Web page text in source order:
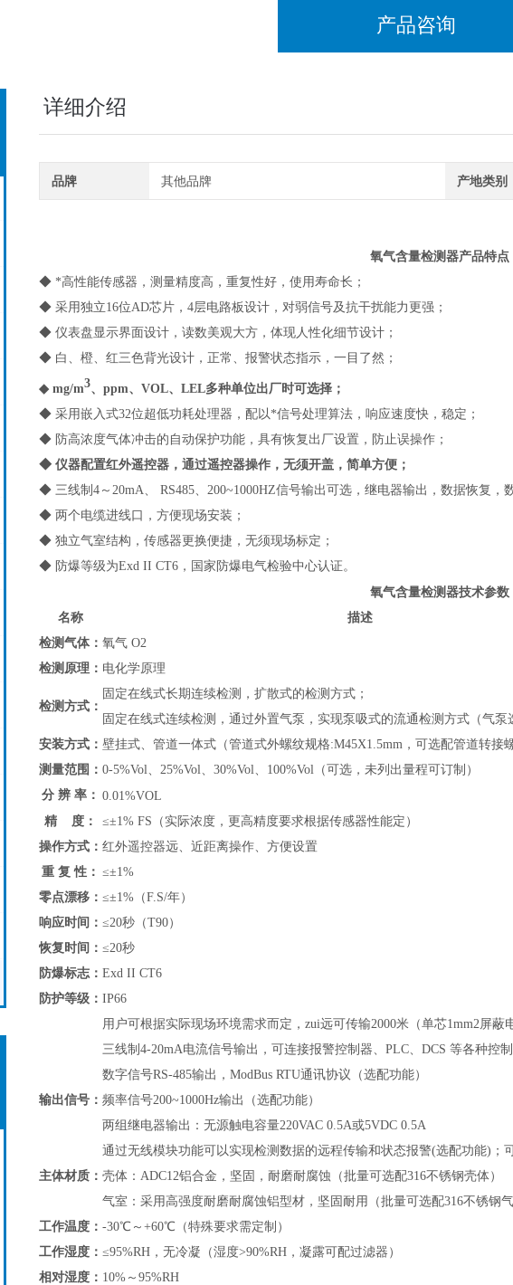
产品咨询
详细介绍
品牌 其他品牌 产地类别
氧气含量检测器​产品特点
◆ *高性能传感器，测量精度高，重复性好，使用寿命长；
◆ 采用独立16位AD芯片，4层电路板设计，对弱信号及抗干扰能力更强；
◆ 仪表盘显示界面设计，读数美观大方，体现人性化细节设计；
◆ 白、橙、红三色背光设计，正常、报警状态指示，一目了然；
◆ mg/m3、ppm、VOL、LEL多种单位出厂时可选择；
◆ 采用嵌入式32位超低功耗处理器，配以*信号处理算法，响应速度快，稳定；
◆ 防高浓度气体冲击的自动保护功能，具有恢复出厂设置，防止误操作；
◆ 仪器配置红外遥控器，通过遥控器操作，无须开盖，简单方便；
◆ 三线制4～20mA、 RS485、200~1000HZ信号输出可选，继电器输出，数据恢复，
◆ 两个电缆进线口，方便现场安装；
◆ 独立气室结构，传感器更换便捷，无须现场标定；
◆ 防爆等级为Exd II CT6，国家防爆电气检验中心认证。
氧气含量检测器技术参数
名称
描述
检测气体： 氧气 O2
检测原理： 电化学原理
检测方式：
固定在线式长期连续检测，扩散式的检测方式；
固定在线式连续检测，通过外置气泵，实现泵吸式的流通检测方式（气泵
安装方式： 壁挂式、管道一体式（管道式外螺纹规格:M45X1.5mm，可选配管道转接
测量范围： 0-5%Vol 25%Vol、30%Vol、100%Vol （可选，未列出量程可订制）
分 辨 率： 0.01%VOL
精 度：
≤±1% FS（实际浓度，更高精度要求根据传感器性能定）
操作方式： 红外遥控器远、近距离操作、方便设置
重 复 性： ≤±1%
零点漂移： ≤±1%（F.S/年）
响应时间： ≤20秒（T90）
恢复时间： ≤20秒
防爆标志： Exd II CT6
防护等级： IP66
输出信号：
用户可根据实际现场环境需求而定，zui远可传输2000米（单芯1mm2屏蔽
三线制4-20mA电流信号输出，可连接报警控制器、PLC、DCS 等各种控
数字信号RS-485输出， ModBus RTU通讯协议 （选配功能）
频率信号200~1000Hz输出（选配功能）
两组继电器输出：无源触电容量220VAC 0.5A或5VDC 0.5A
通过无线模块功能可以实现检测数据的远程传输和状态报警(选配功能)；
主体材质： 壳体：ADC12铝合金，坚固，耐磨耐腐蚀（批量可选配316不锈钢壳体）
气室：采用高强度耐磨耐腐蚀铝型材，坚固耐用（批量可选配316不锈钢气
工作温度： -30℃～+60℃（特殊要求需定制）
工作湿度： ≤95%RH，无冷凝（湿度>90%RH，凝露可配过滤器）
相对湿度： 10%～95%RH